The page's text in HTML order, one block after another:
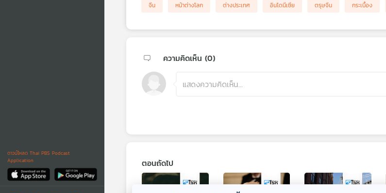
ดาวน์โหลด Thai PBS Podcast
Application
จีน หน้าต่างโลก ต่างประเทศ อินโดนีเซีย ตรุษจีน กระเบื้อง
ความคิดเห็น (0)
ตอนถัดไป